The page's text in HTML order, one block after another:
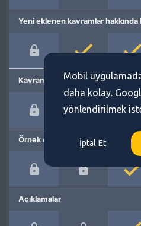
Yeni eklenen kavramlar hakkında
Kavram önerme
Örnek cümleler
Açıklamalar
Mobil
daha kolay.
yönlendirilmek
İptal Et